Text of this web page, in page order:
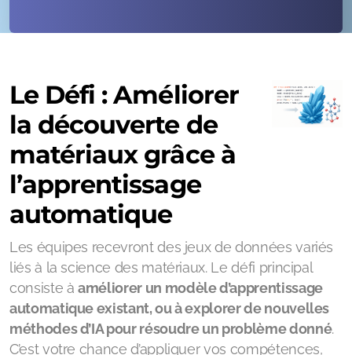
Le Défi : Améliorer
la découverte de
matériaux grâce à
l’apprentissage
automatique
Les équipes recevront des jeux de données variés
liés à la science des matériaux. Le défi principal
consiste àaméliorer un modèle d’apprentissage
automatique existant, ou à explorer de nouvelles
méthodes d’IA pour résoudre un problème donné.
C’est votre chance d’appliquer vos compétences,